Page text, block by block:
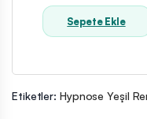
Sepete Ekle
Etiketler: Hypnose Yeşil